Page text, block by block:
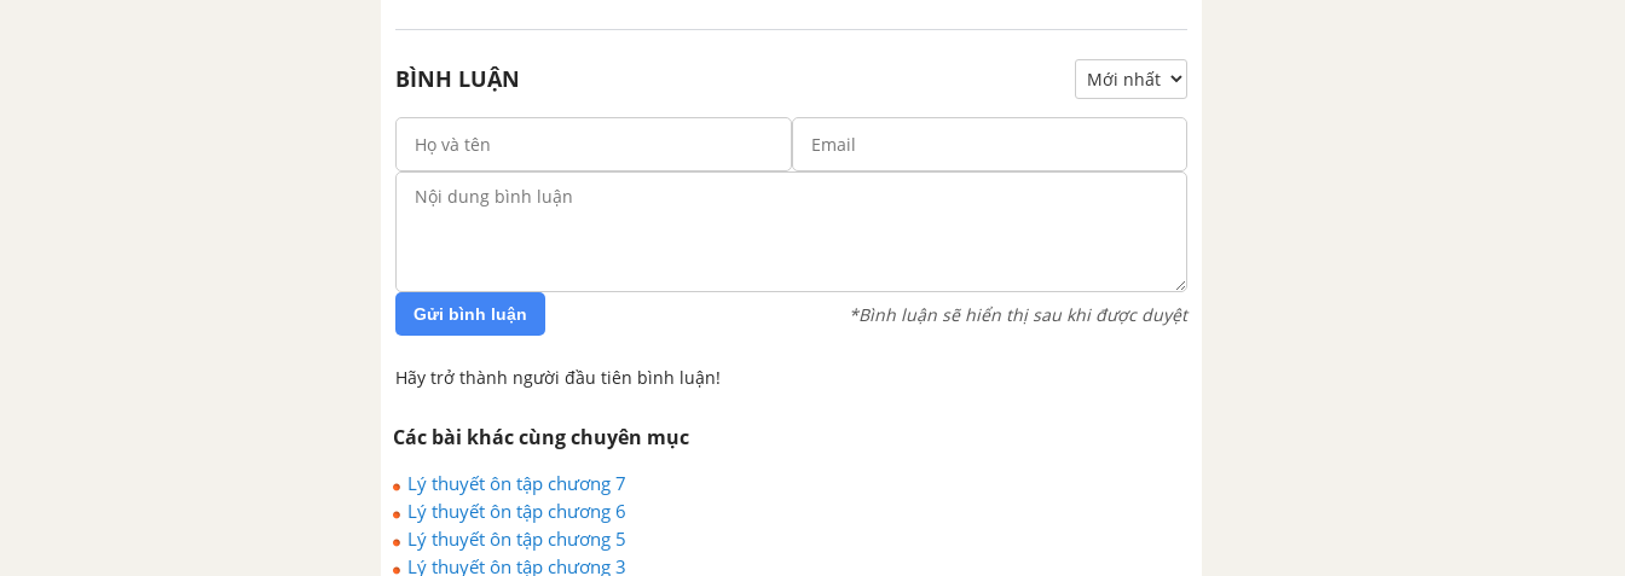
BÌNH LUẬN
Gửi bình luận *Bình luận sẽ hiển thị sau khi được duyệt
Hãy trở thành người đầu tiên bình luận!
Các bài khác cùng chuyên mục
Lý thuyết ôn tập chương 7
Lý thuyết ôn tập chương 6
Lý thuyết ôn tập chương 5
Lý thuyết ôn tập chương 3